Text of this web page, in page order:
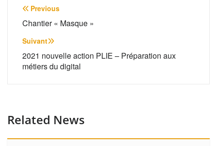
Navigation
de
l’article
Previous
Chantier « Masque »
Suivant
2021 nouvelle action PLIE – Préparation aux
métiers du digital
Related News